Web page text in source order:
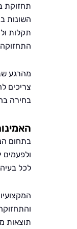
תחזוקת
השונות
תקלות
מהרגע
צריכים
בחירה
בתחום
לכל
תוצאות